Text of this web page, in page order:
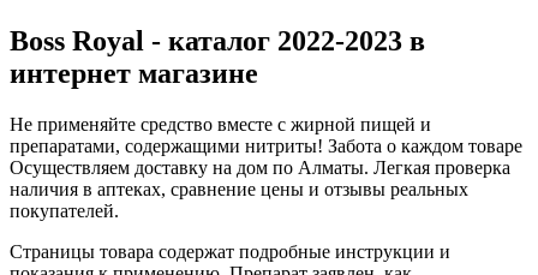
Boss Royal - каталог 2022-2023 в
интернет магазине
Не применяйте средство вместе с жирной пищей и
препаратами, содержащими нитриты! Забота о каждом товаре
Осуществляем доставку на дом по Алматы. Легкая проверка
наличия в аптеках, сравнение цены и отзывы реальных
покупателей.
Страницы товара содержат подробные инструкции и